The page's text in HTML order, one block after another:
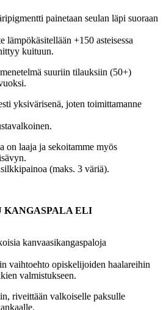
painetaan seulan läpi suoraan
lämpökäsitellään +150 asteisessa
kuituun.
suuriin tilauksiin (50+)
yksivärisenä, joten toimittamanne
on laaja ja sekoitamme myös
(maks. 3 väriä).
ELI
kanvaasikangaspaloja
vaihtoehto opiskelijoiden haalareihin
valmistukseen.
riveittään valkoiselle paksulle